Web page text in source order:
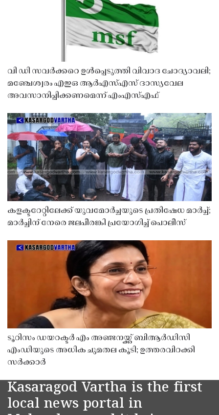
വി ഡി സവർക്കറെ ഉൾപ്പെടുത്തി വിവാദ ചോദ്യാവലി;
മഞ്ചേശ്വരം എഇഒ ആർഎസ്എസ് ദാസ്യവേല
അവസാനിപ്പിക്കണമെന്ന് എംഎസ്എഫ്
കളക്ടറേറ്റിലേക്ക് യുവമോർച്ചയുടെ പ്രതിഷേധ മാർച്ച്;
മാർച്ചിന് നേരെ ജലപീരങ്കി പ്രയോഗിച്ച് പൊലീസ്
ടൂറിസം ഡയറക്ടർ എം അഞ്ജനയ്ക്ക് ബിആർഡിസി
എംഡിയുടെ അധിക ചുമതല കൂടി; ഉത്തരവിറക്കി
സർക്കാർ
Kasaragod Vartha is the first
local news portal in